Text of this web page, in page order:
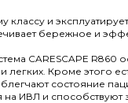
классу и
бережное и
CARESCAPE R860
Кроме этого
состояние
ИВЛ и способствуют